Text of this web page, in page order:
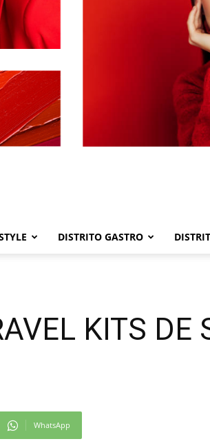
DISTRITO GASTRO
KITS DE
WhatsApp